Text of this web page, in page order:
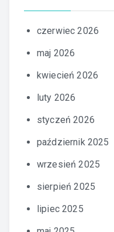
czerwiec 2026
maj 2026
kwiecień 2026
luty 2026
styczeń 2026
październik 2025
wrzesień 2025
sierpień 2025
lipiec 2025